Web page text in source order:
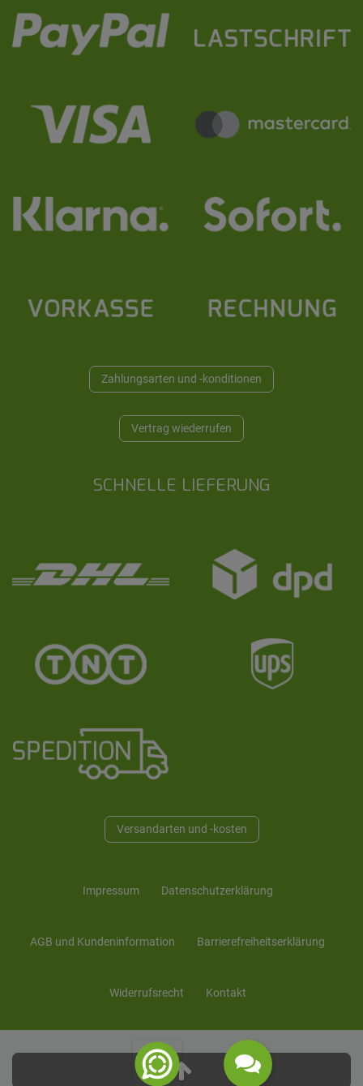
Zahlungsarten und -konditionen
Vertrag wiederrufen
SCHNELLE LIEFERUNG
Versandarten und -kosten
Impressum Daten­schutz­erklärung
AGB und Kunden­information Barrierefreiheitserklärung
Widerrufs­recht Kontakt